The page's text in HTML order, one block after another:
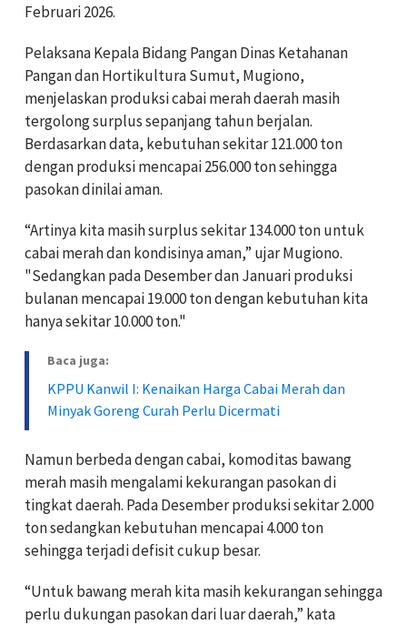
Februari 2026.
Pelaksana Kepala Bidang Pangan Dinas Ketahanan
Pangan dan Hortikultura Sumut, Mugiono,
menjelaskan produksi cabai merah daerah masih
tergolong surplus sepanjang tahun berjalan.
Berdasarkan data, kebutuhan sekitar 121.000 ton
dengan produksi mencapai 256.000 ton sehingga
pasokan dinilai aman.
“Artinya kita masih surplus sekitar 134.000 ton untuk
cabai merah dan kondisinya aman,” ujar Mugiono.
"Sedangkan pada Desember dan Januari produksi
bulanan mencapai 19.000 ton dengan kebutuhan kita
hanya sekitar 10.000 ton."
Baca juga:
KPPU Kanwil I: Kenaikan Harga Cabai Merah dan
Minyak Goreng Curah Perlu Dicermati
Namun berbeda dengan cabai, komoditas bawang
merah masih mengalami kekurangan pasokan di
tingkat daerah. Pada Desember produksi sekitar 2.000
ton sedangkan kebutuhan mencapai 4.000 ton
sehingga terjadi defisit cukup besar.
“Untuk bawang merah kita masih kekurangan sehingga
perlu dukungan pasokan dari luar daerah,” kata